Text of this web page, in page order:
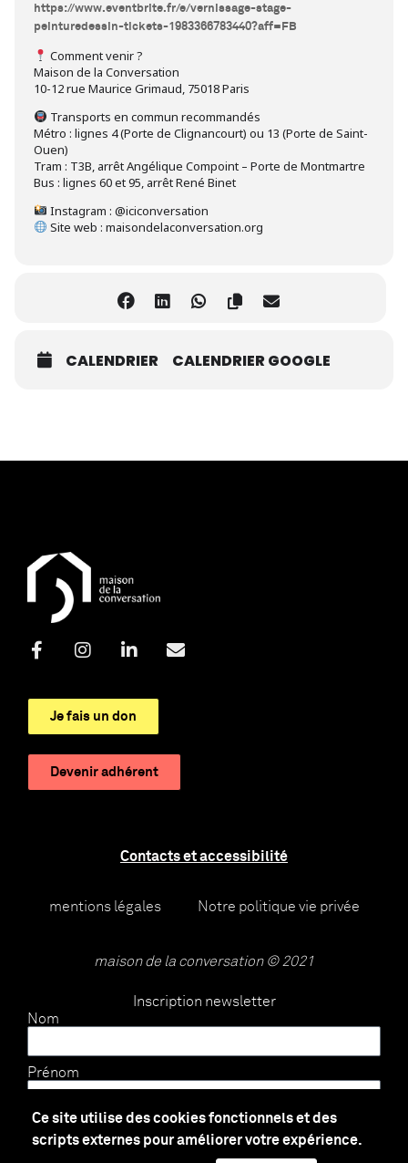
Ce site utilise des cookies fonctionnels et des
scripts externes pour améliorer votre expérience.
https://www.eventbrite.fr/e/vernissage-stage-
peinturedessin-tickets-1983366783440?aff=FB
Comment venir ?
Maison de la Conversation
10-12 rue Maurice Grimaud, 75018 Paris
Transports en commun recommandés
Métro : lignes 4 (Porte de Clignancourt) ou 13 (Porte de Saint-
Ouen)
Tram : T3B, arrêt Angélique Compoint – Porte de Montmartre
Bus : lignes 60 et 95, arrêt René Binet
Instagram : @iciconversation
Site web : maisondelaconversation.org
CALENDRIER CALENDRIER GOOGLE
Je fais un don
Devenir adhérent
Contacts et accessibilité
mentions légales Notre politique vie privée
maison de la conversation © 2021
Inscription newsletter
Nom
Prénom
E-mail